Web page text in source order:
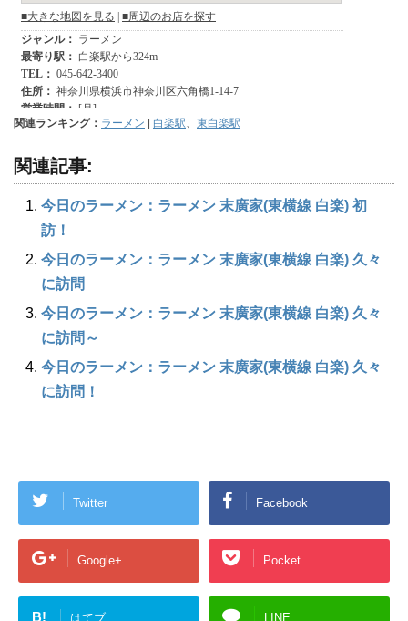
関連ランキング： ラーメン | 白楽駅、 東白楽駅
関連記事:
今日のラーメン：ラーメン 末廣家(東横線 白楽) 初
訪！
今日のラーメン：ラーメン 末廣家(東横線 白楽) 久々
に訪問
今日のラーメン：ラーメン 末廣家(東横線 白楽) 久々
に訪問～
今日のラーメン：ラーメン 末廣家(東横線 白楽) 久々
に訪問！
Twitter Facebook
Google+ Pocket
B! はてブ LINE